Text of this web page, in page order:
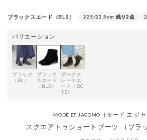
ブラックスエード（BLS） 225/22.5cm 残り2点
バリエーション
ブラック
（BL）
ブラック
スエード
（BLS）
ダークグ
レースエ
ード（DG
YS）
MODE ET JACOMO （モード エ ジャ
スクエアトゥショートブーツ （ブラ